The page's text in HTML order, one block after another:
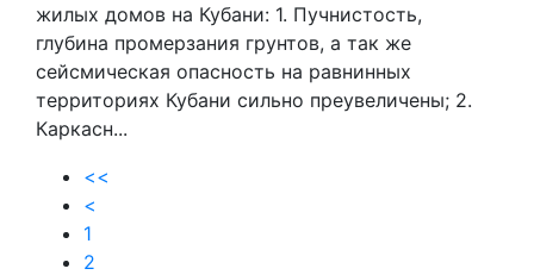
жилых домов на Кубани: 1. Пучнистость,
глубина промерзания грунтов, а так же
сейсмическая опасность на равнинных
территориях Кубани сильно преувеличены; 2.
Каркасн...
<<
<
1
2